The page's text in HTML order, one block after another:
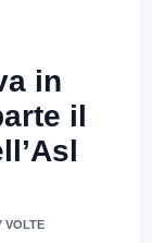
in
il
VOLTE